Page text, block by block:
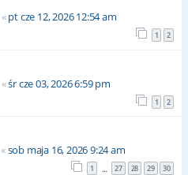
«pt cze 12, 2026 12:54 am
1 2
«śr cze 03, 2026 6:59 pm
1 2
«sob maja 16, 2026 9:24 am
1 … 27 28 29 30